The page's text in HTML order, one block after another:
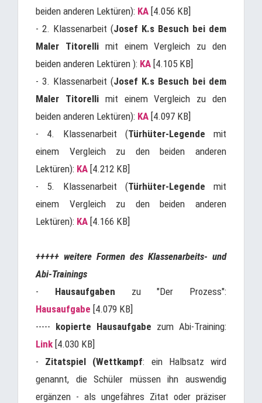
beiden anderen Lektüren): KA [4.056 KB]
- 2. Klassenarbeit (Josef K.s Besuch bei dem
Maler Titorellimit einem Vergleich zu den
beiden anderen Lektüren ): KA [4.105 KB]
- 3. Klassenarbeit (Josef K.s Besuch bei dem
Maler Titorellimit einem Vergleich zu den
beiden anderen Lektüren): KA [4.097 KB]
- 4. Klassenarbeit (Türhüter-Legende mit
einem Vergleich zu den beiden anderen
Lektüren): KA [4.212 KB]
- 5. Klassenarbeit (Türhüter-Legende mit
einem Vergleich zu den beiden anderen
Lektüren): KA [4.166 KB]
+++++ weitere Formen des Klassenarbeits- und
Abi-Trainings
- Hausaufgaben zu "Der Prozess":
Hausaufgabe [4.079 KB]
----- kopierte Hausaufgabe zum Abi-Training:
Link [4.030 KB]
- Zitatspiel (Wettkampf: ein Halbsatz wird
genannt, die Schüler müssen ihn auswendig
ergänzen - als ungefähres Zitat oder präziser